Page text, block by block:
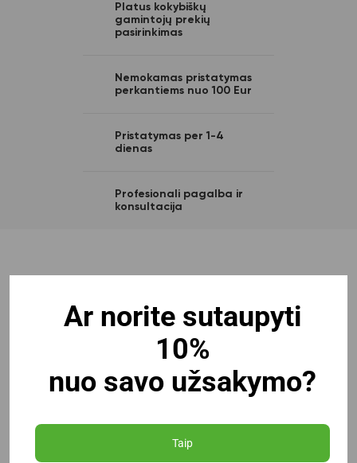
Platus kokybiškų
gamintojų prekių
pasirinkimas
Nemokamas pristatymas
perkantiems nuo 100 Eur
Pristatymas per 1-4
dienas
Profesionali pagalba ir
konsultacija
Ar norite sutaupyti
10%
nuo savo užsakymo?
Taip